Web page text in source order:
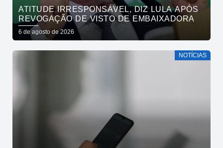
ATITUDE IRRESPONSÁVEL, DIZ LULA APÓS
REVOGAÇÃO DE VISTO DE EMBAIXADORA
6 de agosto de 2026
NOTÍCIAS